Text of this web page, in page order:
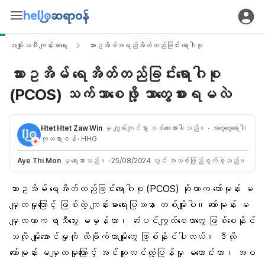
အမျိုးသမီး ကျန်းမာရေး သားဥအိမ်အရည်အိတ်တည်ခြင်း ရောဂါစု
သားဥအိမ် ရေအိတ်တည်ခြင်းရောဂါစု
(PCOS) သက်သာစေဖို့ ဘာတွေစားရမလဲ
Htet Htet Zaw Winမှ ကျွမ်းကျင်စွာ စစ်ဆေးထားပါသည်။ · အထွေထွေရောဂါ
ကုဆရာဝန်· HHG
Aye Thi Monမှ ရေးသားသည်။ ·25/08/2024 တွင် အသစ်ဖြည့်စွက်ခဲ့သည်။
သားဥအိမ် ရေအိတ်တည်ခြင်းရောဂါစု (PCOS) ဆိုတာက ဟော်မုန်း မ
မျှတမှုကြောင့် ဖြစ်တဲ့ ကျန်းမာရေးပြဿနာ တစ်မျိုးပါ။ ဟော်မုန်း မ
မျှတတာက ရာသီသွေး မမှန်တာ၊ ဆံပင်ကျွတ်စေတာတွေ ဖြစ်စေနိုင်
သလို မျိုးအောင်မှုကို ထိခိုက်တာမျိုးတွေ ဖြစ်နိုင်ပါတယ်။ ဒီလို
ဟော်မုန်း မမျှတမှုကြောင့် အင်ဆူလင်တုံ့ပြန်မှု မကောင်းတာ၊ အဝ